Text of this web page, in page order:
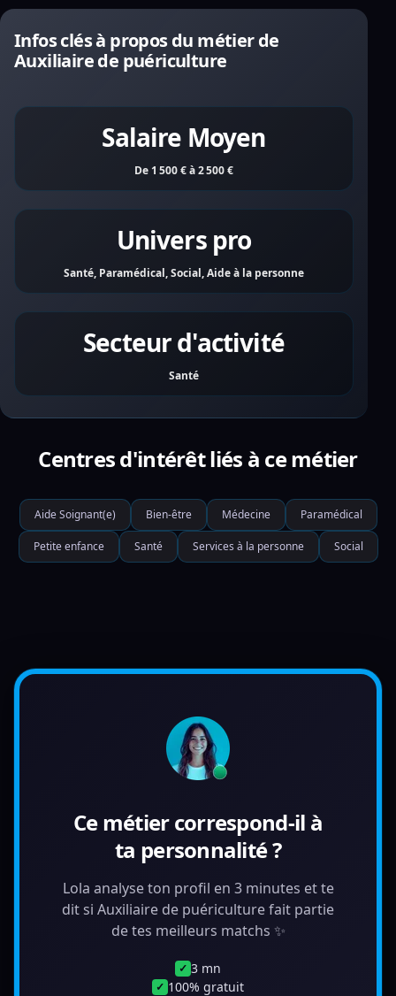
Infos clés à propos du métier de
Auxiliaire de puériculture
Salaire Moyen
De 1 500 € à 2 500 €
Univers pro
Santé, Paramédical, Social, Aide à la personne
Secteur d'activité
Santé
Centres d'intérêt liés à ce métier
Aide Soignant(e) Bien-être Médecine Paramédical
Petite enfance Santé Services à la personne Social
Ce métier correspond-il à
ta personnalité ?
Lola analyse ton profil en 3 minutes et te
dit si Auxiliaire de puériculture fait partie
de tes meilleurs matchs ✨
✓ 3 mn
✓ 100% gratuit